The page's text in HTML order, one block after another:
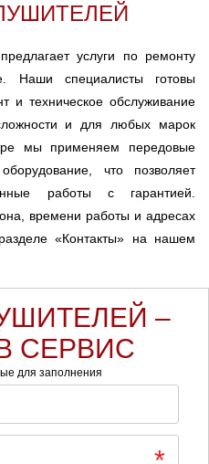
услуги по ремонту
Наши специалисты готовы
и техническое обслуживание
и для любых марок
мы применяем передовые
что позволяет
работы с гарантией.
времени работы и адресах
«Контакты» на нашем
–
СЕРВИС
для заполнения